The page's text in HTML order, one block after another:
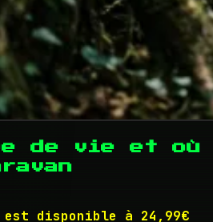
de vie et où
est disponible à 24,99€